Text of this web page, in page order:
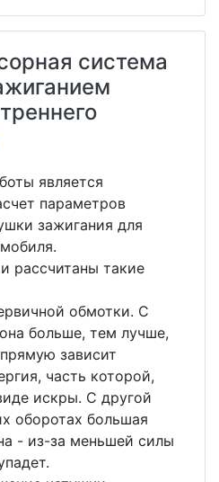
система
является
параметров
зажигания для
рассчитаны такие
обмотки. С
больше, тем лучше,
зависит
часть которой,
искры. С другой
оборотах большая
- из-за меньшей силы